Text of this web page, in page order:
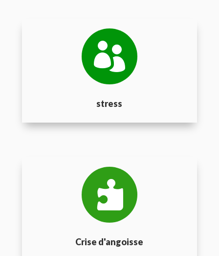

stress

Crise d'angoisse